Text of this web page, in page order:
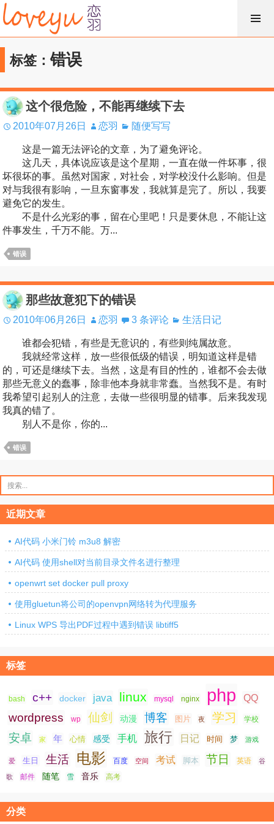
跳
过
内
容标签：错误
这个很危险，不能再继续下去
2010年07月26日 恋羽 随便写写
这是一篇无法评论的文章，为了避免评论。
这几天，具体说应该是这个星期，一直在做一件坏事，很
坏很坏的事。虽然对国家，对社会，对学校没什么影响。但是
对与我很有影响，一旦东窗事发，我就算是完了。所以，我要
避免它的发生。
不是什么光彩的事，留在心里吧！只是要休息，不能让这
件事发生，千万不能。万...
错误
那些故意犯下的错误
2010年06月26日 恋羽 3 条评论 生活日记
谁都会犯错，有些是无意识的，有些则纯属故意。
我就经常这样，放一些很低级的错误，明知道这样是错
的，可还是继续下去。当然，这是有目的性的，谁都不会去做
那些无意义的蠢事，除非他本身就非常蠢。当然我不是。有时
我希望引起别人的注意，去做一些很明显的错事。后来我发现
我真的错了。
别人不是你，你的...
错误
索：
近期文章
AI代码 小米门铃 m3u8 解密
AI代码 使用shell对当前目录文件名进行整理
openwrt set docker pull proxy
使用gluetun将公司的openvpn网络转为代理服务
Linux WPS 导出PDF过程中遇到错误 libtiff5
标签
bash c++ docker java linux mysql nginx php QQ
wordpress wp 仙剑 动漫 博客 图片 夜 学习 学校
安卓 家 年 心情 感受 手机 旅行 日记 时间 梦 游戏
爱 生日 生活 电影 百度 空间 考试 脚本 节日 英语 谷
歌 邮件 随笔 雪 音乐 高考
分类